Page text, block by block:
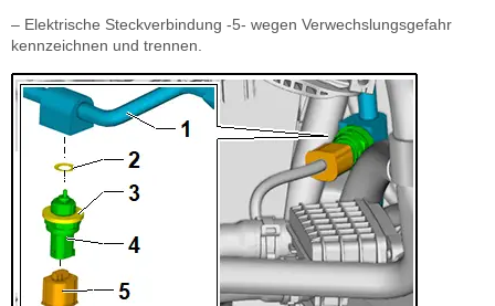
– Elektrische Steckverbindung -5- wegen Verwechslungsgefahr
kennzeichnen und trennen.